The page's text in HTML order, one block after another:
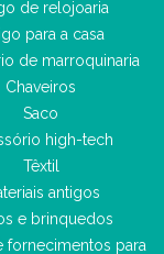
de relojoaria
para a casa
de marroquinaria
Chaveiros
Saco
high-tech
Têxtil
antigos
e brinquedos
fornecimentos para